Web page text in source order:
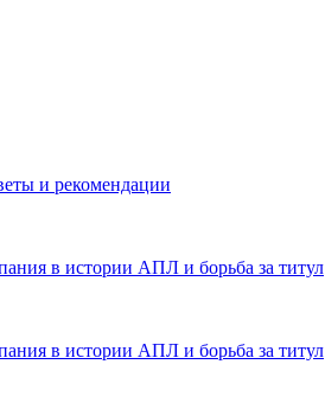
и рекомендации
в истории АПЛ и борьба за титул
в истории АПЛ и борьба за титул